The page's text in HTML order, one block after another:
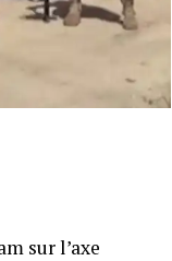
sur l’axe